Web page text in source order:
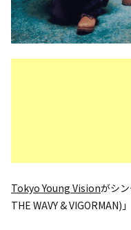
Tokyo Young Visionがシ
THE WAVY & VIGORMAN)